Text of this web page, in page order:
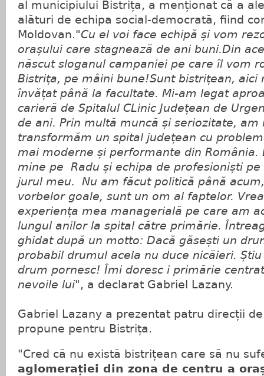
al municipiului Bistrița, a menționat că a
alături de echipa social-democrată, fiind
Moldovan."Cu el voi face echipă și vom
orașului care stagnează de ani buni.Din
născut sloganul campaniei pe care îl vom
Bistrița, pe mâini bune!Sunt bistrițean, aici
învățat până la facultate. Mi-am legat
carieră de Spitalul CLinic Județean de
de ani. Prin multă muncă și seriozitate, am
transformăm un spital județean cu
mai moderne și performante din România.
mine pe Radu și echipa de profesioniști
jurul meu. Nu am făcut politică până
vorbelor goale, sunt un om al faptelor.
experiența mea managerială pe care am
lungul anilor la spital către primărie.
ghidat după un motto: Dacă găsești un
probabil drumul acela nu duce nicăieri.
drum pornesc! Îmi doresc i primărie
nevoile lui", a declarat Gabriel Lazany.
Gabriel Lazany a prezentat patru direcții
propune pentru Bistrița.
"Cred că nu există bistrițean care să nu
aglomerației din zona de centru a